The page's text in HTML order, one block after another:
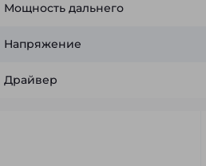
Мощность дальнего
Напряжение
Драйвер